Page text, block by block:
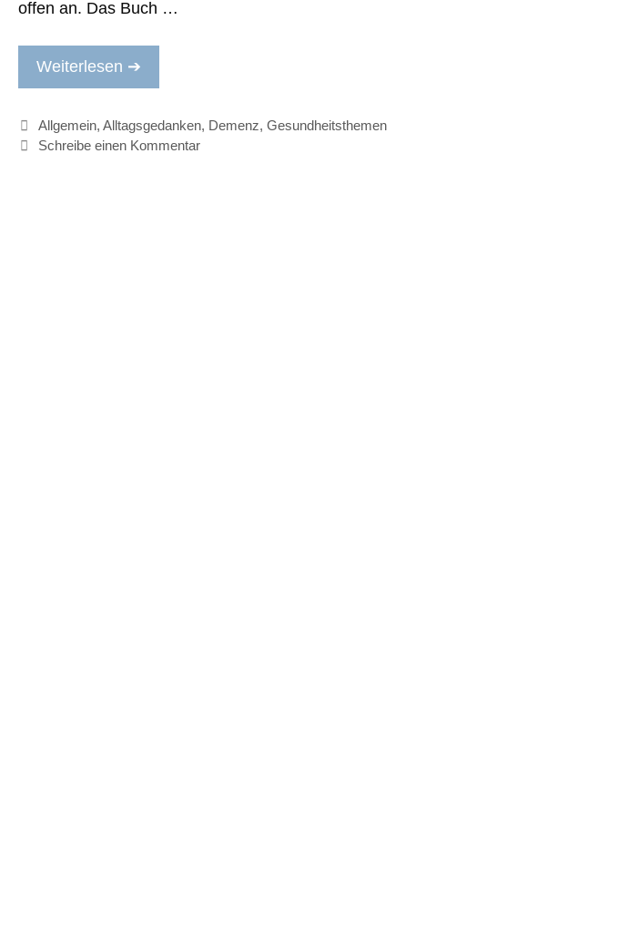
offen an. Das Buch …
Weiterlesen ➔
Kategorien
Allgemein,Alltagsgedanken, Demenz,Gesundheitsthemen
Schreibe einen Kommentar